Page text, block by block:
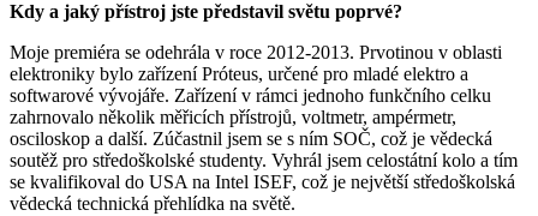
Kdy a jaký přístroj jste představil světu poprvé?
Moje premiéra se odehrála v roce 2012-2013. Prvotinou v oblasti
elektroniky bylo zařízení Próteus, určené pro mladé elektro a
softwarové vývojáře. Zařízení v rámci jednoho funkčního celku
zahrnovalo několik měřicích přístrojů, voltmetr, ampérmetr,
osciloskop a další. Zúčastnil jsem se s ním SOČ, což je vědecká
soutěž pro středoškolské studenty. Vyhrál jsem celostátní kolo a tím
se kvalifikoval do USA na Intel ISEF, což je největší středoškolská
vědecká technická přehlídka na světě.